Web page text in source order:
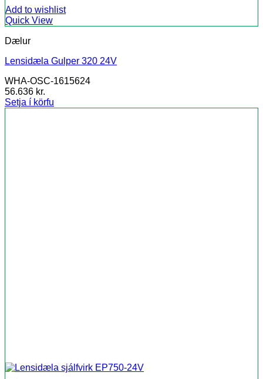
Add to wishlist
Quick View
Dælur
Lensidæla Gulper 320 24V
WHA-OSC-1615624
56.636 kr.
Setja í körfu